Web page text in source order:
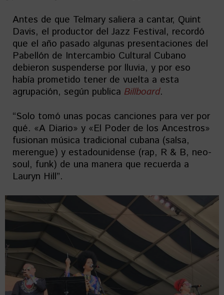
Antes de que Telmary saliera a cantar, Quint
Davis, el productor del Jazz Festival, recordó
que el año pasado algunas presentaciones del
Pabellón de Intercambio Cultural Cubano
debieron suspenderse por lluvia, y por eso
había prometido tener de vuelta a esta
agrupación, según publica Billboard.
“Solo tomó unas pocas canciones para ver por
qué. «A Diario» y «El Poder de los Ancestros»
fusionan música tradicional cubana (salsa,
merengue) y estadounidense (rap, R & B, neo-
soul, funk) de una manera que recuerda a
Lauryn Hill”.